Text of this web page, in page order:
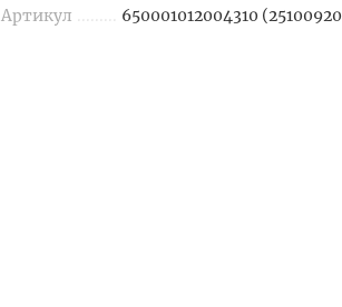
Артикул
650001012004310